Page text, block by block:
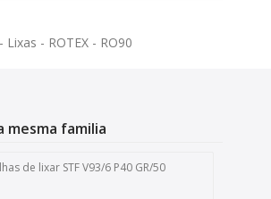
Lixas - ROTEX - RO90
mesma familia
de lixar STF V93/6 P40 GR/50